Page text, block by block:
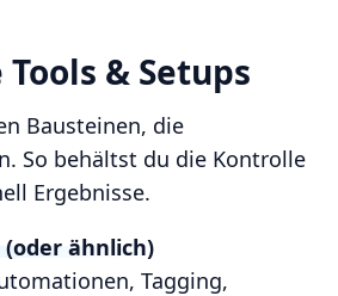
& Setups
Bausteinen, die
So behältst du die Kontrolle
Ergebnisse.
ähnlich)
Tagging,